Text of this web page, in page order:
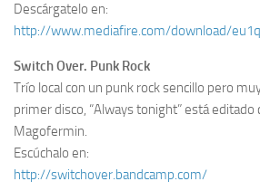
Descárgatelo en:
http://www.mediafire.com/download/
Switch Over. Punk Rock
Trío local con un punk rock sencillo pero
primer disco, “Always tonight” está editado
Magofermin.
Escúchalo en:
http://switchover.bandcamp.com/